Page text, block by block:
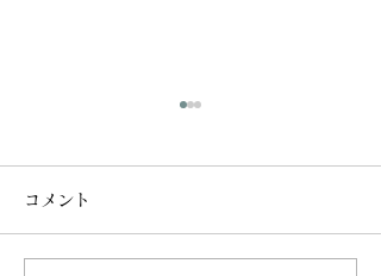
コメント